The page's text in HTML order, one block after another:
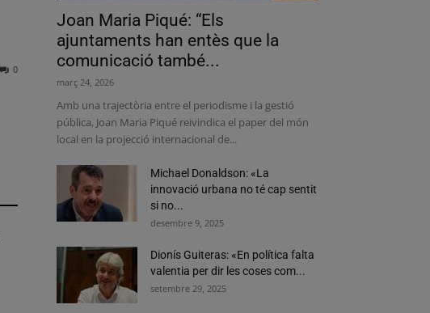
0
Joan Maria Piqué: “Els
ajuntaments han entès que la
comunicació també...
març 24, 2026
Amb una trajectòria entre el periodisme i la gestió
pública, Joan Maria Piqué reivindica el paper del món
local en la projecció internacional de...
Michael Donaldson: «La
innovació urbana no té cap sentit
si no...
desembre 9, 2025
Dionís Guiteras: «En política falta
valentia per dir les coses com...
setembre 29, 2025